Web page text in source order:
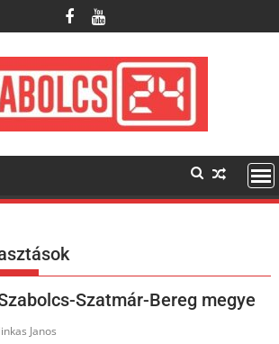
Szatmár-Bereg megye
Janos